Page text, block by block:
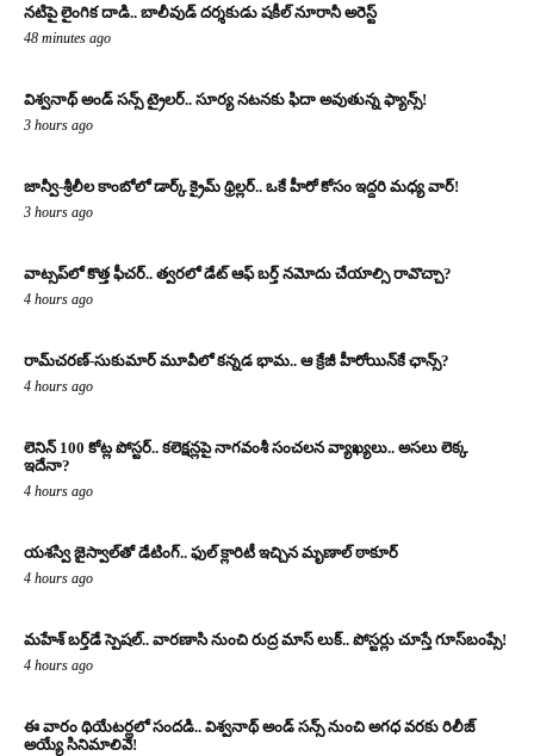
నటిపై లైంగిక దాడి.. బాలీవుడ్ దర్శకుడు షకీల్ నూరానీ అరెస్ట్
48 minutes ago
విశ్వనాథ్ అండ్ సన్స్ ట్రైలర్.. సూర్య నటనకు ఫిదా అవుతున్న ఫ్యాన్స్!
3 hours ago
జాన్వీ-శ్రీలీల కాంబోలో డార్క్ క్రైమ్ థ్రిల్లర్.. ఒకే హీరో కోసం ఇద్దరి మధ్య వార్!
3 hours ago
వాట్సప్‌లో కొత్త ఫీచర్.. త్వరలో డేట్ ఆఫ్ బర్త్ నమోదు చేయాల్సి రావొచ్చా?
4 hours ago
రామ్‌చరణ్‌-సుకుమార్‌ మూవీలో కన్నడ భామ.. ఆ క్రేజీ హీరోయిన్‌కే ఛాన్స్?
4 hours ago
లెనిన్ 100 కోట్ల పోస్టర్‌.. కలెక్షన్లపై నాగవంశీ సంచలన వ్యాఖ్యలు.. అసలు లెక్క
ఇదేనా?
4 hours ago
యశస్వి జైస్వాల్‌తో డేటింగ్.. ఫుల్ క్లారిటీ ఇచ్చిన మృణాల్ ఠాకూర్‌
4 hours ago
మహేశ్ బర్త్‌డే స్పెషల్.. వారణాసి నుంచి రుద్ర మాస్ లుక్.. పోస్టర్లు చూస్తే గూస్‌బంప్సే!
4 hours ago
ఈ వారం థియేటర్లలో సందడి.. విశ్వనాథ్ అండ్ సన్స్ నుంచి అగధ వరకు రిలీజ్
అయ్యే సినిమాలివే!